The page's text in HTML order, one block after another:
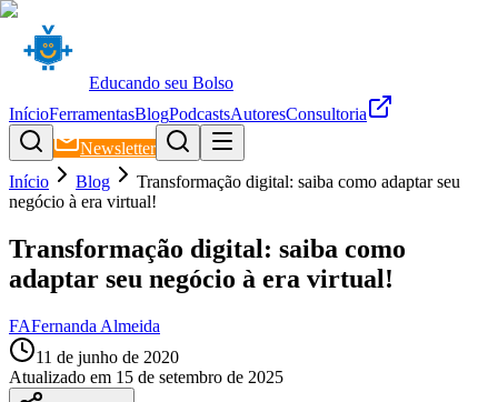
Educando seu Bolso
InícioFerramentasBlogPodcastsAutoresConsultoria
Newsletter
Início
Blog
Transformação digital: saiba como adaptar seu
negócio à era virtual!
Transformação digital: saiba como
adaptar seu negócio à era virtual!
FAFernanda Almeida
11 de junho de 2020
Atualizado em 15 de setembro de 2025